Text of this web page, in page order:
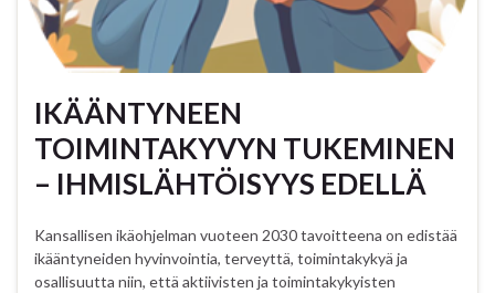
IKÄÄNTYNEEN
TOIMINTAKYVYN TUKEMINEN
– IHMISLÄHTÖISYYS EDELLÄ
Kansallisen ikäohjelman vuoteen 2030 tavoitteena on edistää
ikääntyneiden hyvinvointia, terveyttä, toimintakykyä ja
osallisuutta niin, että aktiivisten ja toimintakykyisten